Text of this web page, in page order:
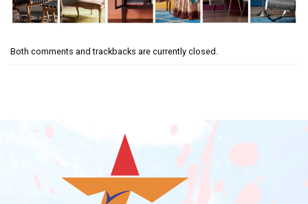
Both comments and trackbacks are currently closed.